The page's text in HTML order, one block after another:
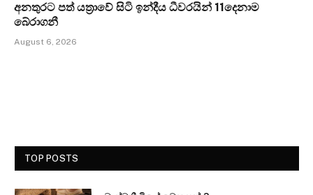
අනතුරට පත් යත්‍රාවේ සිටි ඉන්දීය ධීවරයින් 11දෙනාම
බේරාගනී
August 6, 2026
TOP POSTS